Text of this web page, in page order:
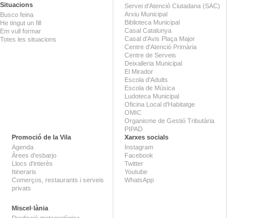
Situacions
Busco feina
He tingut un fill
Em vull formar
Totes les situacions
Servei d'Atenció Ciutadana (SAC)
Arxiu Municipal
Biblioteca Municipal
Casal Catalunya
Casal d'Avis Plaça Major
Centre d'Atenció Primària
Centre de Serveis
Deixalleria Municipal
El Mirador
Escola d'Adults
Escola de Música
Ludoteca Municipal
Oficina Local d'Habitatge
OMIC
Organisme de Gestió Tributària
PIPAD
Promoció de la Vila
Agenda
Àrees d'esbarjo
Llocs d'interès
Itineraris
Comerços, restaurants i serveis
privats
Miscel·lània
Xarxes socials
Instagram
Facebook
Twitter
Youtube
WhatsApp